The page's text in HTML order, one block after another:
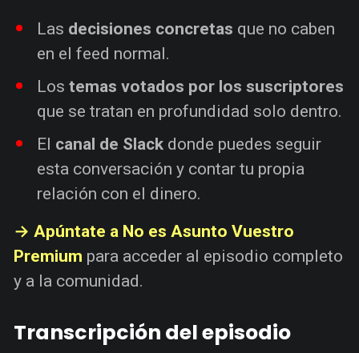
Las decisiones concretas que no caben
en el feed normal.
Los temas votados por los suscriptores
que se tratan en profundidad solo dentro.
El canal de Slack donde puedes seguir
esta conversación y contar tu propia
relación con el dinero.
→ Apúntate a No es Asunto Vuestro
Premium para acceder al episodio completo
y a la comunidad.
Transcripción del episodio